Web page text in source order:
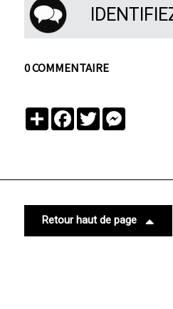
0 COMMENTAIRE
PartagerFacebook
TwitterMessenger
Retour haut de page